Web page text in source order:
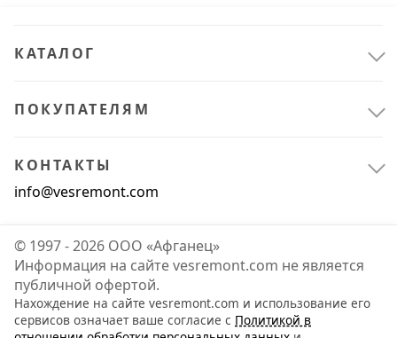
КАТАЛОГ
ПОКУПАТЕЛЯМ
КОНТАКТЫ
info@vesremont.com
© 1997 - 2026 ООО «Афганец»
Информация на сайте vesremont.com не является
публичной офертой.
Нахождение на сайте vesremont.com и использование его
сервисов означает ваше согласие с Политикой в